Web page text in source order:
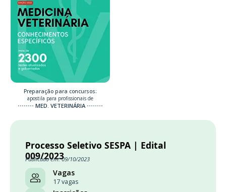
Preparação para concursos:
apostila para profissionais de
MED. VETERINÁRIA
Processo Seletivo SESPA | Edital
009/2023
Publicado em: 09/10/2023
Vagas
17 vagas